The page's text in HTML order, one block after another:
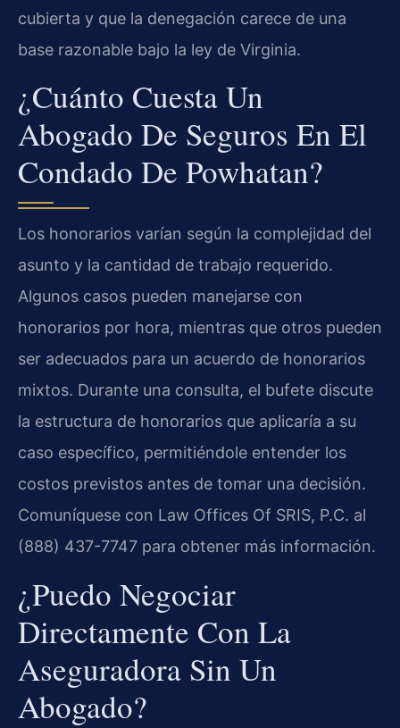
cubierta y que la denegación carece de una
base razonable bajo la ley de Virginia.
¿Cuánto Cuesta Un
Abogado De Seguros En El
Condado De Powhatan?
Los honorarios varían según la complejidad del
asunto y la cantidad de trabajo requerido.
Algunos casos pueden manejarse con
honorarios por hora, mientras que otros pueden
ser adecuados para un acuerdo de honorarios
mixtos. Durante una consulta, el bufete discute
la estructura de honorarios que aplicaría a su
caso específico, permitiéndole entender los
costos previstos antes de tomar una decisión.
Comuníquese con Law Offices Of SRIS, P.C. al
(888) 437-7747 para obtener más información.
¿Puedo Negociar
Directamente Con La
Aseguradora Sin Un
Abogado?